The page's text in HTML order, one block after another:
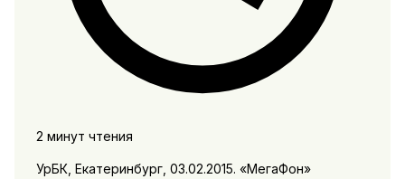
2 минут чтения
УрБК, Екатеринбург, 03.02.2015. «МегаФон»